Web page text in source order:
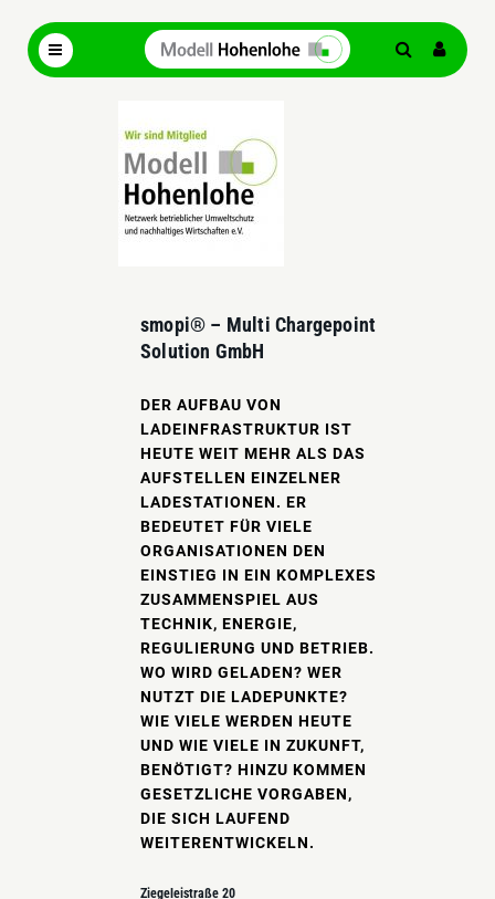
smopi® – Multi Chargepoint
Solution GmbH
DER AUFBAU VON
LADEINFRASTRUKTUR IST
HEUTE WEIT MEHR ALS DAS
AUFSTELLEN EINZELNER
LADESTATIONEN. ER
BEDEUTET FÜR VIELE
ORGANISATIONEN DEN
EINSTIEG IN EIN KOMPLEXES
ZUSAMMENSPIEL AUS
TECHNIK, ENERGIE,
REGULIERUNG UND BETRIEB.
WO WIRD GELADEN? WER
NUTZT DIE LADEPUNKTE?
WIE VIELE WERDEN HEUTE
UND WIE VIELE IN ZUKUNFT,
BENÖTIGT? HINZU KOMMEN
GESETZLICHE VORGABEN,
DIE SICH LAUFEND
WEITERENTWICKELN.
Ziegeleistraße 20